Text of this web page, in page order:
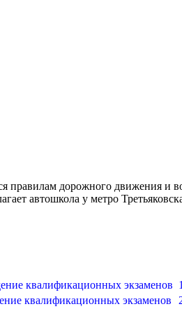
правилам дорожного движения и
автошкола у метро
квалификационных экзаменов
квалификационных экзаменов